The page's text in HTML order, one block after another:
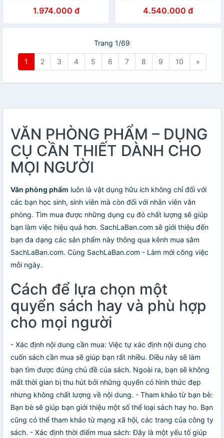
1.974.000 đ 4.540.000 đ
Trang 1/69
1 2 3 4 5 6 7 8 9 10 »
VĂN PHÒNG PHẨM – DỤNG
CỤ CẦN THIẾT DÀNH CHO
MỌI NGƯỜI
Văn phòng phẩm luôn là vật dụng hữu ích không chỉ đối với
các bạn học sinh, sinh viên mà còn đối với nhân viên văn
phòng. Tìm mua được những dụng cụ đó chất lượng sẽ giúp
bạn làm việc hiệu quả hơn. SachLaBan.com sẽ giới thiệu đến
bạn đa dạng các sản phẩm này thông qua kênh mua sắm
SachLaBan.com. Cùng SachLaBan.com - Làm mới công việc
mỗi ngày.
Cách để lựa chọn một
quyển sách hay và phù hợp
cho mọi người
- Xác định nội dung cần mua: Việc tự xác định nội dung cho
cuốn sách cần mua sẽ giúp bạn rất nhiều. Điều này sẽ làm
bạn tìm được đúng chủ đề của sách. Ngoài ra, bạn sẽ không
mất thời gian bị thu hút bởi những quyển có hình thức đẹp
nhưng không chất lượng về nội dung. - Tham khảo từ bạn bè:
Bạn bè sẽ giúp bạn giới thiệu một số thể loại sách hay ho. Bạn
cũng có thể tham khảo từ mạng xã hội, các trang của công ty
sách. - Xác định thời điểm mua sách: Đây là một yếu tố giúp